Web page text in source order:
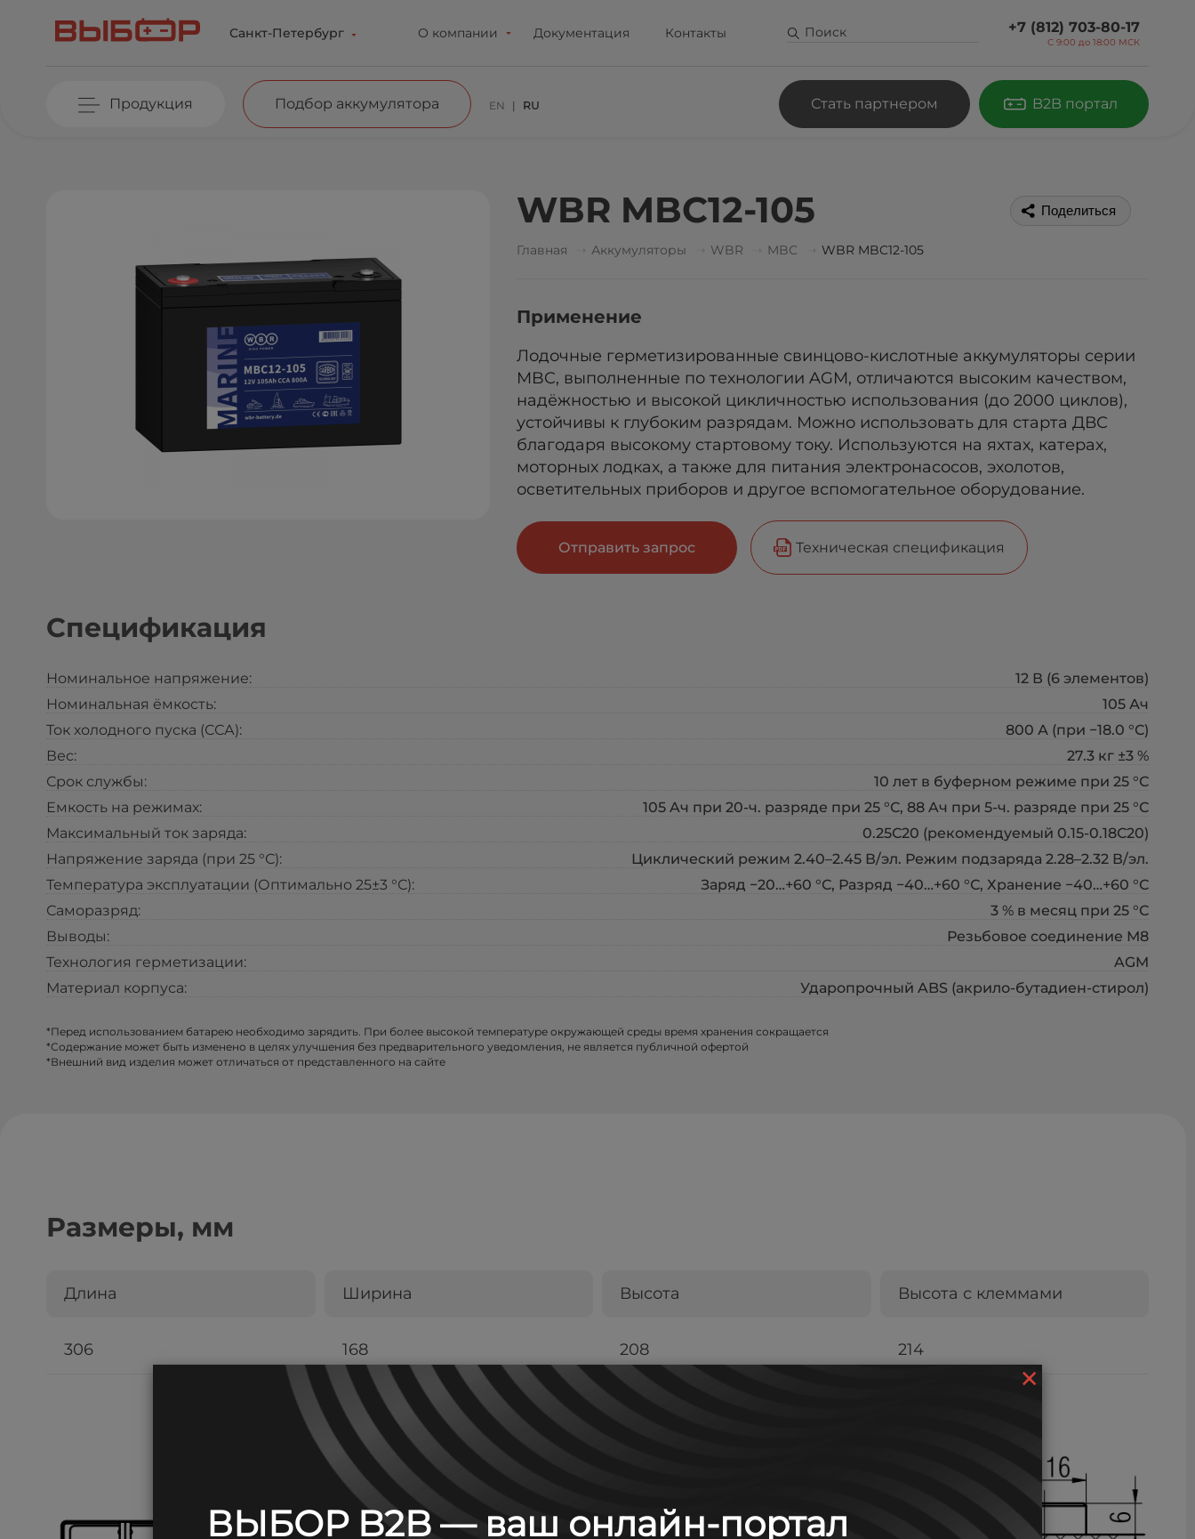
Санкт-Петербург О компании Документация Контакты +7 (812) 703-80-17
С 9:00 до 18:00 МСК
Продукция Подбор аккумулятора EN RU Стать партнером B2B портал
WBR MBC12-105 Поделиться
Главная Аккумуляторы WBR MBС WBR MBC12-105
Применение
Лодочные герметизированные свинцово-кислотные аккумуляторы серии
MBC, выполненные по технологии AGM, отличаются высоким качеством,
надёжностью и высокой цикличностью использования (до 2000 циклов),
устойчивы к глубоким разрядам. Можно использовать для старта ДВС
благодаря высокому стартовому току. Используются на яхтах, катерах,
моторных лодках, а также для питания электронасосов, эхолотов,
осветительных приборов и другое вспомогательное оборудование.
Отправить запрос Техническая спецификация
Спецификация
Номинальное напряжение:
12 В (6 элементов)
Номинальная ёмкость:
105 Ач
Ток холодного пуска (ССА):
800 А (при −18.0 °С)
Вес:
27.3 кг ±3 %
Срок службы:
10 лет в буферном режиме при 25 °С
Емкость на режимах:
105 Aч при 20-ч. разряде при 25 °С, 88 Aч при 5-ч. разряде при 25 °С
Максимальный ток заряда:
0.25С20 (рекомендуемый 0.15-0.18С20)
Напряжение заряда (при 25 °С):
Циклический режим 2.40–2.45 В/эл. Режим подзаряда 2.28–2.32 В/эл.
Температура эксплуатации (Оптимально 25±3 °С):
Заряд −20…+60 °С, Разряд −40…+60 °С, Хранение −40…+60 °С
Саморазряд:
3 % в месяц при 25 °С
Выводы:
Резьбовое соединение М8
Технология герметизации:
AGM
Материал корпуса:
Ударопрочный ABS (акрило-бутадиен-стирол)
*Перед использованием батарею необходимо зарядить. При более высокой температуре окружающей среды время хранения сокращается
*Содержание может быть изменено в целях улучшения без предварительного уведомления, не является публичной офертой
*Внешний вид изделия может отличаться от представленного на сайте
Размеры, мм
Длина Ширина Высота Высота с клеммами
306 168 208 214
×
ВЫБОР B2B — ваш онлайн-портал